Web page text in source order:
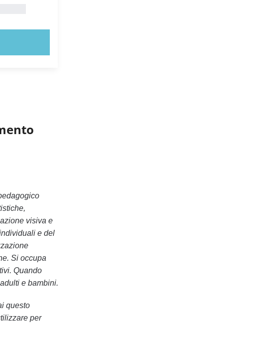
visiva e
e del
Si occupa
Quando
e bambini.
questo
per